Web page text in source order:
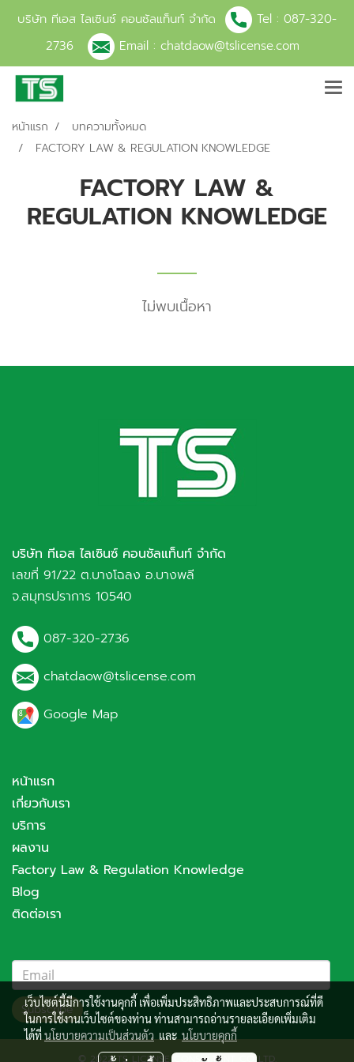
บริษัท ทีเอส ไลเซินซ์ คอนซัลแท็นท์ จำกัด Tel : 087-320-
2736
Email : chatdaow@tslicense.com
หน้าแรก
บทความทั้งหมด
FACTORY LAW & REGULATION KNOWLEDGE
FACTORY LAW &
REGULATION KNOWLEDGE
ไม่พบเนื้อหา
บริษัท ทีเอส ไลเซินซ์ คอนซัลแท็นท์ จำกัด
เลขที่ 91/22 ต.บางโฉลง อ.บางพลี
จ.สมุทรปราการ 10540
087-320-2736
chatdaow@tslicense.com
Google Map
หน้าแรก
เกี่ยวกับเรา
บริการ
ผลงาน
Factory Law & Regulation Knowledge
Blog
ติดต่อเรา
Subscribe
© 2022 TS LICENSE CONSULTANT CO.,LTD.
เว็บไซต์นี้มีการใช้งานคุกกี้ เพื่อเพิ่มประสิทธิภาพและประสบการณ์ที่ดี
ในการใช้งานเว็บไซต์ของท่าน ท่านสามารถอ่านรายละเอียดเพิ่มเติม
ได้ที่นโยบายความเป็นส่วนตัว และ นโยบายคุกกี้